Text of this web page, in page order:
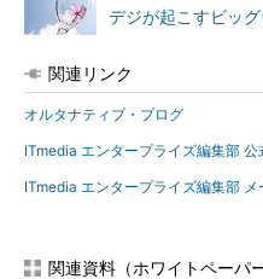
デジが起こすビッ
関連リンク
オルタナティブ・ブログ
ITmedia エンタープライズ編集部
ITmedia エンタープライズ編集部
関連資料（ホワイトペーパー